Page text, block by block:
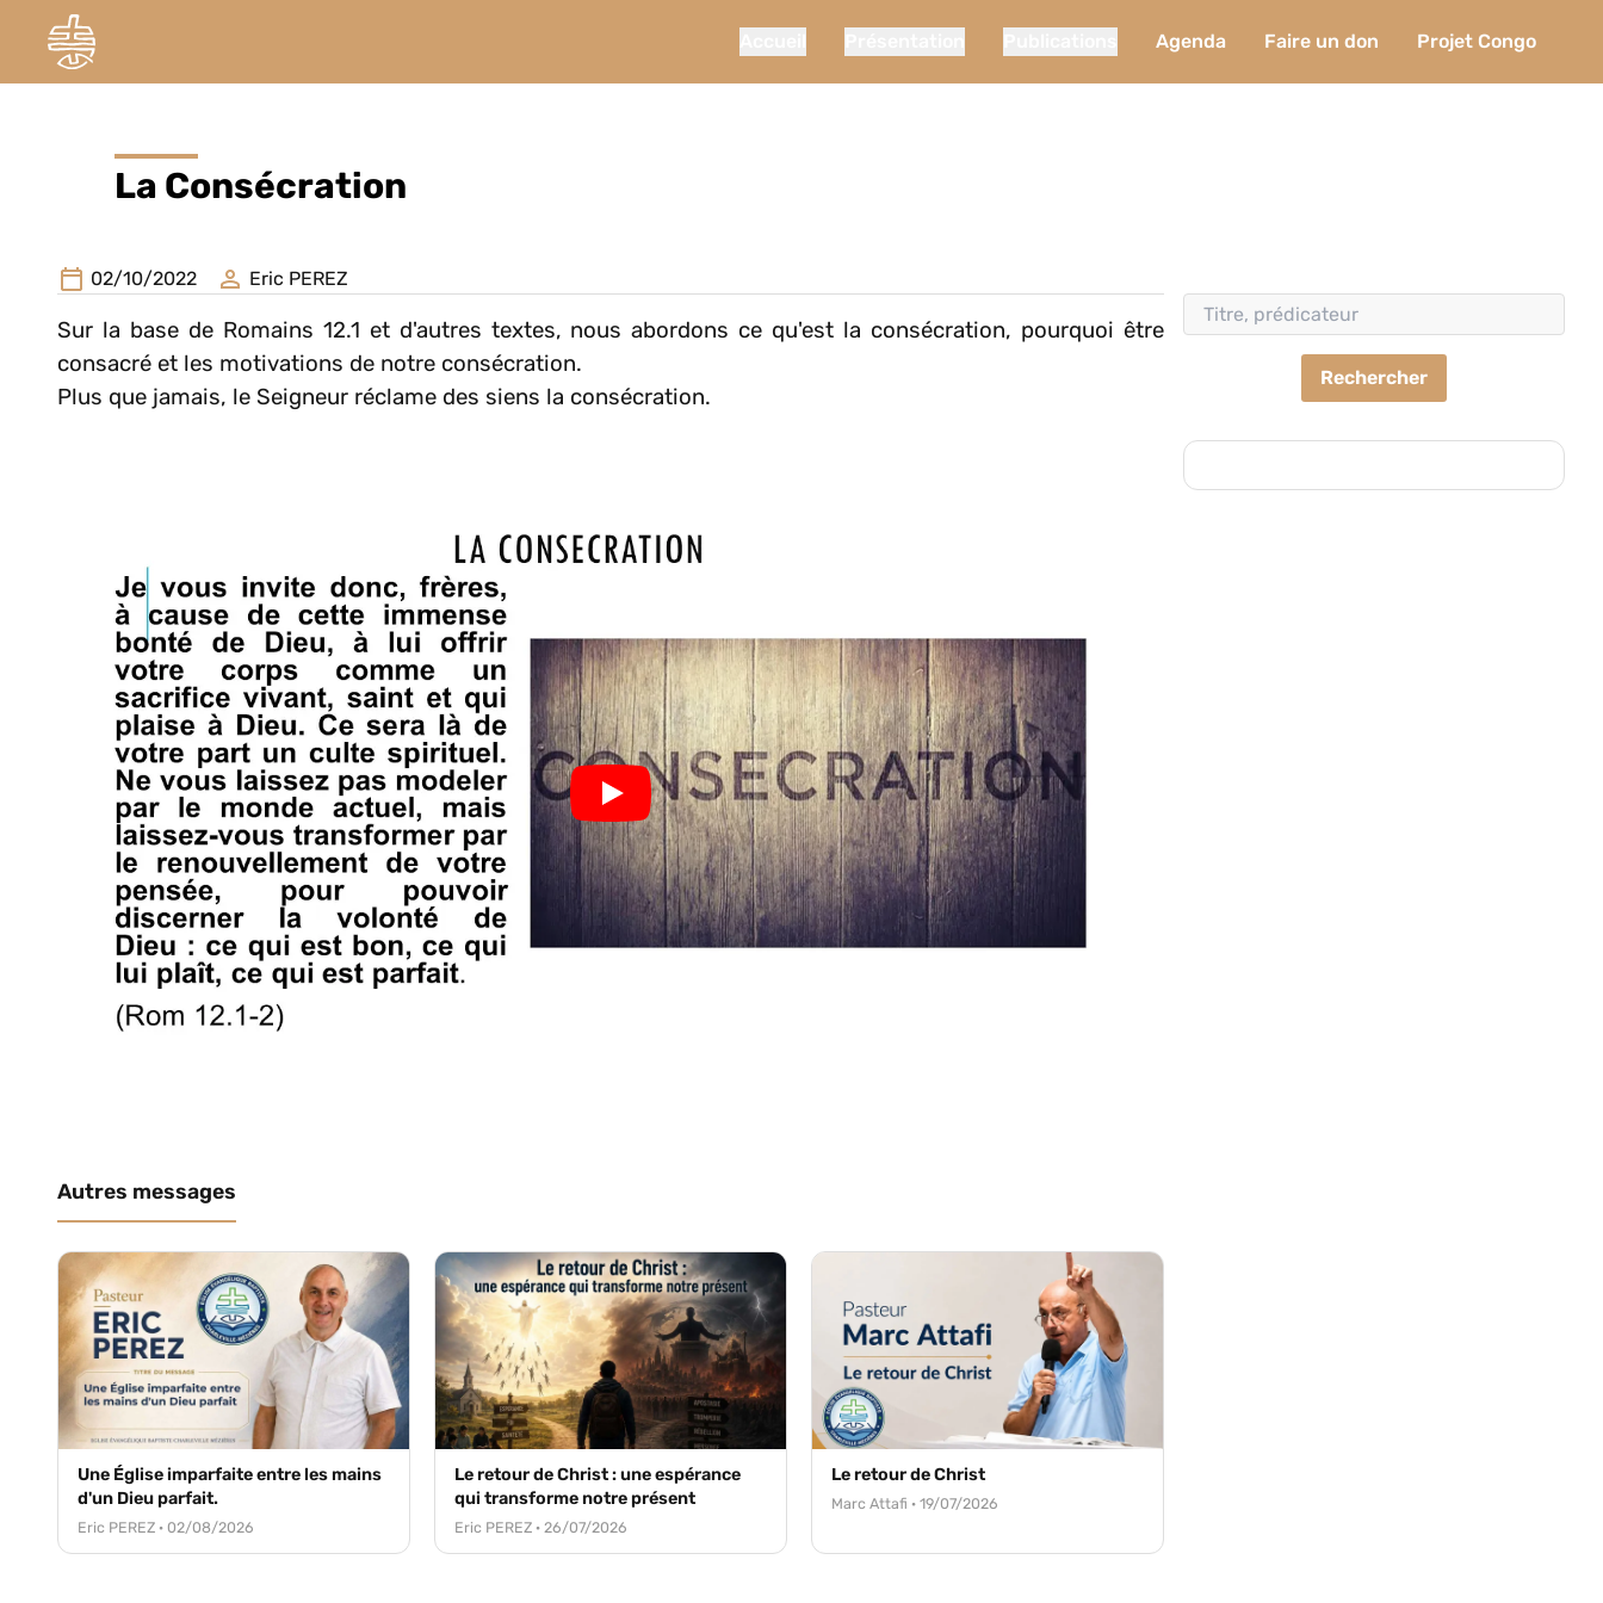
Agenda Faire un don Projet Congo
La Consécration
02/10/2022 Eric PEREZ
Sur la base de Romains 12.1 et d'autres textes, nous abordons ce qu'est la consécration, pourquoi être
consacré et les motivations de notre consécration.
Plus que jamais, le Seigneur réclame des siens la consécration.
Autres messages
Une Église imparfaite entre les mains
d'un Dieu parfait.
Eric PEREZ · 02/08/2026
Le retour de Christ : une espérance
qui transforme notre présent
Eric PEREZ · 26/07/2026
Le retour de Christ
Marc Attafi · 19/07/2026
Rechercher